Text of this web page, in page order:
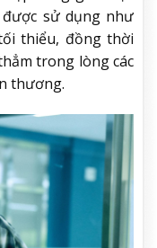
sử dụng như
thiểu, đồng thời
trong lòng các
thương.